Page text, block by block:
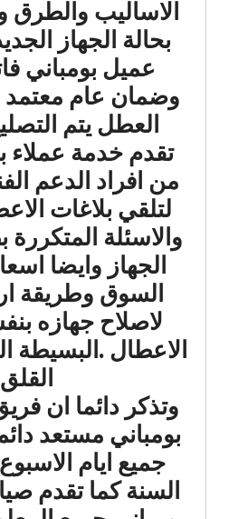
الاساليب والطرق
بحالة الجهاز
عميل بومباني
وضمان عام معتمد
العطل يتم
تقدم خدمة عملاء
من افراد الدعم
لتلقي بلاغات
والاسئلة
الجهاز وايضا
السوق وطريقة
لاصلاح جهازه
الاعطال .البسيطة
القلق
وتذكر دائما ان
بومباني مستعد
جميع ايام
السنة كما تقدم